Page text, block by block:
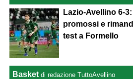
Lazio-Avellino 6-3:
promossi e
test a Formello
Basket di redazione TuttoAvellino